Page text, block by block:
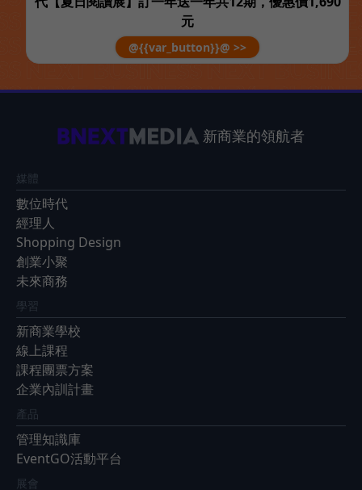
元
@{{var_button}}@ >>
新商業的領航者
媒體
數位時代
經理人
Shopping Design
創業小聚
未來商務
學習
新商業學校
線上課程
課程團票方案
企業內訓計畫
產品
管理知識庫
EventGO活動平台
展會